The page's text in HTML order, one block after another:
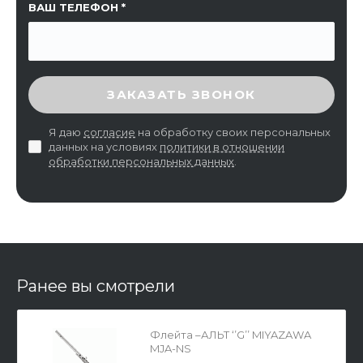
ВАШ ТЕЛЕФОН
ВВЕДИТЕ ПРОВЕРОЧНЫЙ КОД
ЗАКАЗАТЬ ЗВОНОК
Я даю согласие на обработку своих персональных
данных на условиях политики в отношении
обработки персональных данных
Ранее вы смотрели
Флейта –АЛЬТ ‘’G’’ MIYAZAWA
MJA-NS